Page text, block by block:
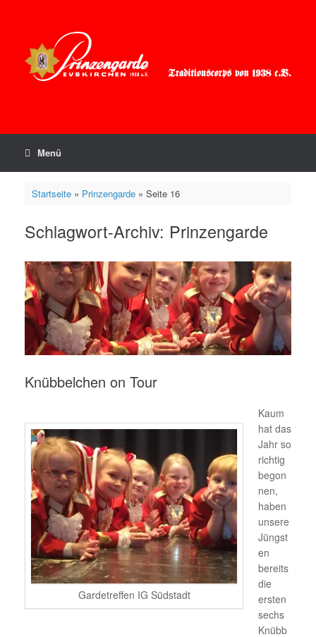
Menü
Startseite» Prinzengarde» Seite 16
Schlagwort-Archiv: Prinzengarde
Knübbelchen on Tour
Gardetreffen IG Südstadt
Kaum
hat das
Jahr so
richtig
begon
nen,
haben
unsere
Jüngst
en
bereits
die
ersten
sechs
Knübb